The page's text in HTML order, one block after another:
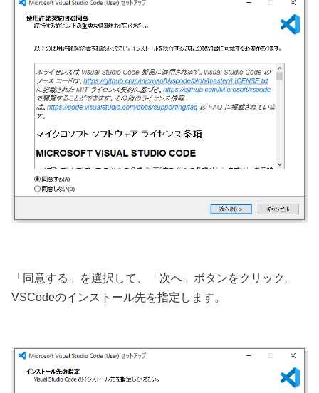
「同意する」を選択して、「次へ」ボタンをクリック。
VSCodeのインストール先を指定します。